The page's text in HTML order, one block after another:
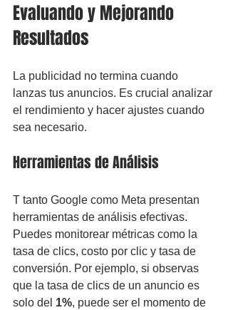
Evaluando y Mejorando
Resultados
La publicidad no termina cuando
lanzas tus anuncios. Es crucial analizar
el rendimiento y hacer ajustes cuando
sea necesario.
Herramientas de Análisis
T tanto Google como Meta presentan
herramientas de análisis efectivas.
Puedes monitorear métricas como la
tasa de clics, costo por clic y tasa de
conversión. Por ejemplo, si observas
que la tasa de clics de un anuncio es
solo del 1%, puede ser el momento de